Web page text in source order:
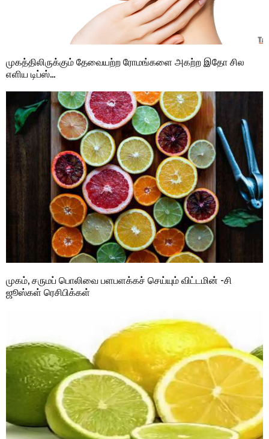
முகத்திலிருக்கும் தேவையற்ற ரோமங்களை அகற்ற இதோ சில
எளிய டிப்ஸ்…
முகம், சருமப் பொலிவை பளபளக்கச் செய்யும் விட்டமின் -சி
ஜூஸ்கள் ரெசிபிக்கள்